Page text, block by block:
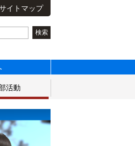
イトマップ
活動